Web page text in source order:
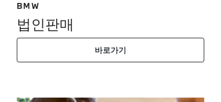
BMW
법인판매
바로가기